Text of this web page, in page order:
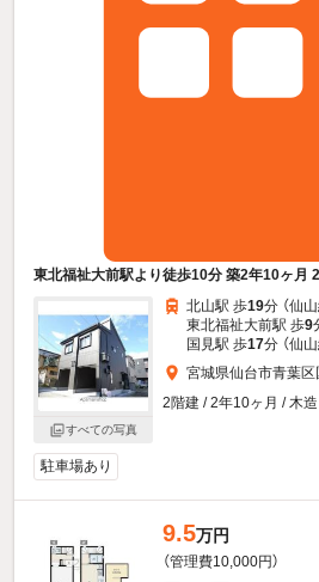
東北福祉大前駅より徒歩10分 築2年10ヶ月
すべての写真
北山駅 歩19分 （仙山
東北福祉大前駅 歩9
国見駅 歩17分 （仙山
宮城県仙台市青葉区
2階建 / 2年10ヶ月 / 木造
駐車場あり
9.5万円
（管理費10,000円）